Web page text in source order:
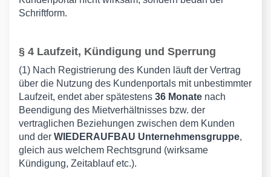
Schriftform.
§ 4 Laufzeit, Kündigung und Sperrung
(1) Nach Registrierung des Kunden läuft der Vertrag
über die Nutzung des Kundenportals mit unbestimmter
Laufzeit, endet aber spätestens 36 Monate nach
Beendigung des Mietverhältnisses bzw. der
vertraglichen Beziehungen zwischen dem Kunden
und der WIEDERAUFBAU Unternehmensgruppe,
gleich aus welchem Rechtsgrund (wirksame
Kündigung, Zeitablauf etc.).